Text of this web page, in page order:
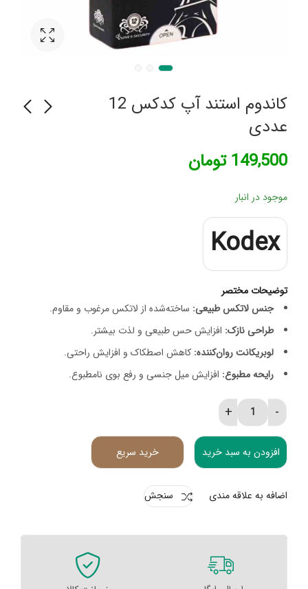
کاندوم استند آپ کدکس 12
عددی
149,500 تومان
موجود در انبار
Kodex
توضیحات مختصر
جنس لاتکس طبیعی: ساخته‌شده از لاتکس مرغوب و مقاوم.
طراحی نازک: افزایش حس طبیعی و لذت بیشتر.
لوبریکانت روان‌کننده: کاهش اصطکاک و افزایش راحتی.
رایحه مطبوع: افزایش میل جنسی و رفع بوی نامطبوع.
کاندوم استند آپ کدکس 12 عددی quantity
افزودن به سبد خرید خرید سریع
اضافه به علاقه مندی سنجش